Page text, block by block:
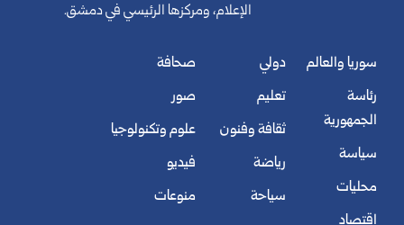
الإعلام، ومركزها الرئيسي في دمشق.
سوريا والعالم
رئاسة
الجمهورية
سياسة
محليات
اقتصاد
دولي
تعليم
ثقافة وفنون
رياضة
سياحة
صحافة
صور
علوم وتكنولوجيا
فيديو
منوعات